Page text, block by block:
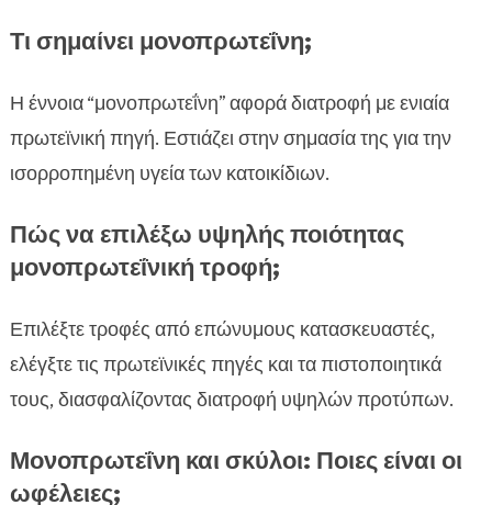
Τι σημαίνει μονοπρωτεΐνη;
Η έννοια “μονοπρωτεΐνη” αφορά διατροφή με ενιαία
πρωτεϊνική πηγή. Εστιάζει στην σημασία της για την
ισορροπημένη υγεία των κατοικίδιων.
Πώς να επιλέξω υψηλής ποιότητας
μονοπρωτεΐνική τροφή;
Επιλέξτε τροφές από επώνυμους κατασκευαστές,
ελέγξτε τις πρωτεϊνικές πηγές και τα πιστοποιητικά
τους, διασφαλίζοντας διατροφή υψηλών προτύπων.
Μονοπρωτεΐνη και σκύλοι: Ποιες είναι οι
ωφέλειες;